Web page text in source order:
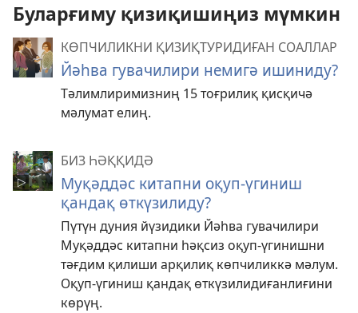
Буларғиму қизиқишиңиз мүмкин
КӨПЧИЛИКНИ ҚИЗИҚТУРИДИҒАН СОАЛЛАР
Йәһва гувачилири немигә ишиниду?
Тәлимлиримизниң 15 тоғрилиқ қисқичә
мәлумат елиң.
БИЗ ҺӘҚҚИДӘ
Муқәддәс китапни оқуп-үгиниш
қандақ өткүзилиду?
Пүтүн дуния йүзидики Йәһва гувачилири
Муқәддәс китапни һәқсиз оқуп-үгинишни
тәғдим қилиши арқилиқ көпчиликкә мәлум.
Оқуп-үгиниш қандақ өткүзилидиғанлиғини
көрүң.